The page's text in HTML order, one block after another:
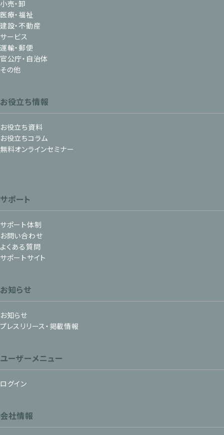
小売・卸
医療・福祉
建設・不動産
サービス
運輸・郵便
官公庁・自治体
その他
お役立ち情報
お役立ち資料
お役立ちコラム
無料オンラインセミナー
サポート
サポート体制
お問い合わせ
よくある質問
サポートサイト
お知らせ
お知らせ
プレスリリース・掲載情報
ユーザーメニュー
ログイン
会社情報